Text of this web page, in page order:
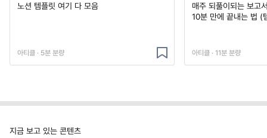
노션 템플릿 여기 다 모음
아티클 · 5분 분량
매주 되풀이되는 보고
10분 만에 끝내는 법 (
아티클 · 11분 분량
지금 보고 있는 콘텐츠